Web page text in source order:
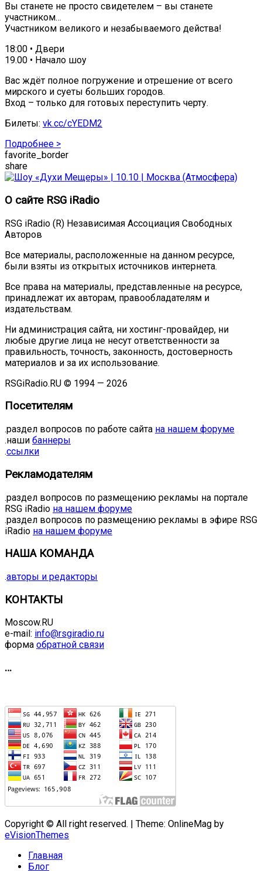
Вы станете не просто свидетелем – вы станете
участником…
Участником великого и незабываемого действа!
18:00 • Двери
19.00 • Начало шоу
Вас ждёт полное погружение и отрешение от всего
мирского и суеты больших городов.
Вход – только для готовых переступить черту.
Билеты: vk.cc/cYEDM2
Подробнее >
favorite_border
share
О сайте RSG iRadio
RSG iRadio (R) Независимая Ассоциация Свободных
Авторов
Все материалы, расположенные на данном ресурсе,
были взяты из открытых источников интернета.
Все права на материалы, представленные на ресурсе,
принадлежат их авторам, правообладателям и
издательствам.
Ни администрация сайта, ни хостинг-провайдер, ни
любые другие лица не несут ответственности за
правильность, точность, законность, достоверность
материалов и за их использование.
RSGiRadio.RU © 1994 — 2026
Посетителям
.раздел вопросов по работе сайта на нашем форуме
.наши баннеры
.ссылки
Рекламодателям
.раздел вопросов по размещению рекламы на портале
RSG iRadio на нашем форуме
.раздел вопросов по размещению рекламы в эфире RSG
iRadio на нашем форуме
НАША КОМАНДА
.авторы и редакторы
КОНТАКТЫ
Moscow.RU
e-mail: info@rsgiradio.ru
форма обратной связи
…
Copyright © All right reserved. | Theme: OnlineMag by
eVisionThemes
Главная
Блог